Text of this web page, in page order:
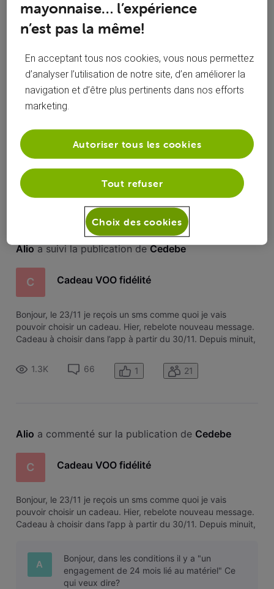
Selected
Toutesles
a commenté sur la publication de
C Cadeau VOO fidélité
Bonjour, le 23/11 je reçois un sms comme quoi je vais
Cadeau à choisir dans l’app à partir du 30/11. Depuis minuit,
je scrute l’app mais RIEN. c’est un peu de f.. de ma g…..
A
Alio a suivi la publication de Cedebe
C Cadeau VOO fidélité
Bonjour, le 23/11 je reçois un sms comme quoi je vais
pouvoir choisir un cadeau. Hier, rebelote nouveau message.
Cadeau à choisir dans l’app à partir du 30/11. Depuis minuit,
1.3K
66 1 21
Alio a commenté sur la publication de Cedebe
C Cadeau VOO fidélité
Bonjour, le 23/11 je reçois un sms comme quoi je vais
pouvoir choisir un cadeau. Hier, rebelote nouveau message.
Cadeau à choisir dans l’app à partir du 30/11. Depuis minuit,
A
Bonjour, dans les conditions il y a "un
engagement de 24 mois lié au matériel" Ce
qui veux dire?
mayonnaise… l’expérience
n’est pas la même!
En acceptant tous nos cookies, vous nous permettez
d’analyser l’utilisation de notre site, d’en améliorer la
navigation et d’être plus pertinents dans nos efforts
marketing.
Tout refuser
Autoriser tous les cookies
Choix des cookies